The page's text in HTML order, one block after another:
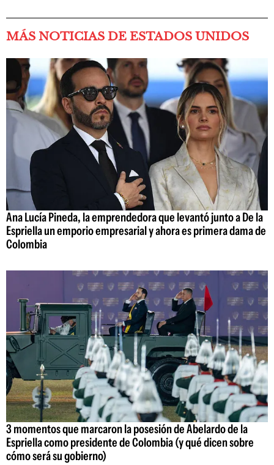
MÁS NOTICIAS DE ESTADOS UNIDOS
Ana Lucía Pineda, la emprendedora que levantó junto a De la
Espriella un emporio empresarial y ahora es primera dama de
Colombia
3 momentos que marcaron la posesión de Abelardo de la
Espriella como presidente de Colombia (y qué dicen sobre
cómo será su gobierno)